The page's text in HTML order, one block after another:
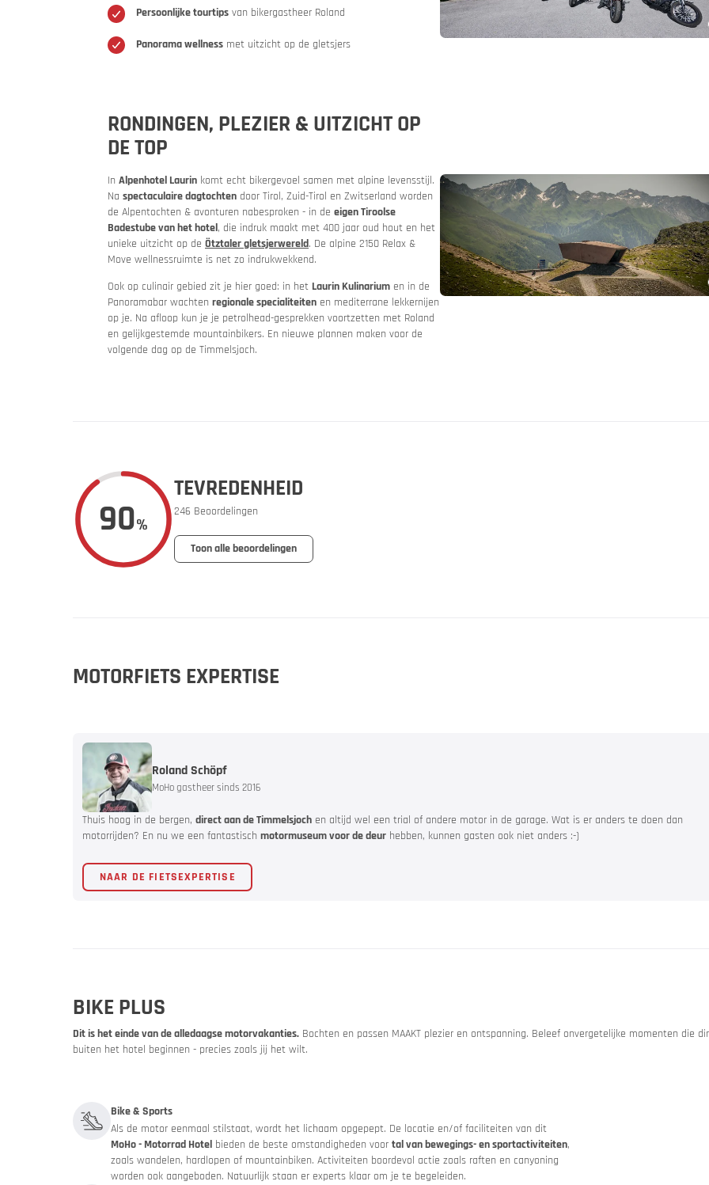
MoHos met motorverhuur
Bike & More
Passen & bergwegen
Catalogus
Persoonlijke tourtips van bikergastheer Roland
Panorama wellness met uitzicht op de gletsjers
RONDINGEN, PLEZIER & UITZICHT OP
DE TOP
In Alpenhotel Laurin komt echt bikergevoel samen met alpine levensstijl.
Na spectaculaire dagtochten door Tirol, Zuid-Tirol en Zwitserland worden
de Alpentochten & avonturen nabesproken - in de eigen Tiroolse
Badestube van het hotel, die indruk maakt met 400 jaar oud hout en het
unieke uitzicht op de Ötztaler gletsjerwereld. De alpine 2150 Relax &
Move wellnessruimte is net zo indrukwekkend.
Ook op culinair gebied zit je hier goed: in het Laurin Kulinarium en in de
Panoramabar wachten regionale specialiteiten en mediterrane lekkernijen
op je. Na afloop kun je je petrolhead-gesprekken voortzetten met Roland
en gelijkgestemde mountainbikers. En nieuwe plannen maken voor de
volgende dag op de Timmelsjoch.
90%
TEVREDENHEID
246 Beoordelingen
Toon alle beoordelingen
MOTORFIETS EXPERTISE
Roland Schöpf
MoHo gastheer sinds 2016
Thuis hoog in de bergen, direct aan de Timmelsjoch en altijd wel een trial of andere motor in de garage. Wat is er anders te doen dan
motorrijden? En nu we een fantastisch motormuseum voor de deur hebben, kunnen gasten ook niet anders :-)
NAAR DE FIETSEXPERTISE
BIKE PLUS
Dit is het einde van de alledaagse motorvakanties. Bochten en passen MAAKT plezier en ontspanning. Beleef onvergetelijke momenten die
buiten het hotel beginnen - precies zoals jij het wilt.
Bike & Sports
Als de motor eenmaal stilstaat, wordt het lichaam opgepept. De locatie en/of faciliteiten van dit
MoHo - Motorrad Hotel bieden de beste omstandigheden voor tal van bewegings- en sportactiviteiten,
zoals wandelen, hardlopen of mountainbiken. Activiteiten boordevol actie zoals raften en canyoning
worden ook aangeboden. Natuurlijk staan er experts klaar om je te begeleiden.